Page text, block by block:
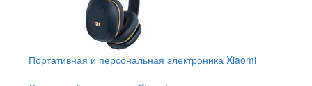
Портативная и персональная электроника Xiaomi